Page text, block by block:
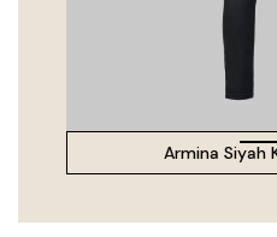
Armina Siyah